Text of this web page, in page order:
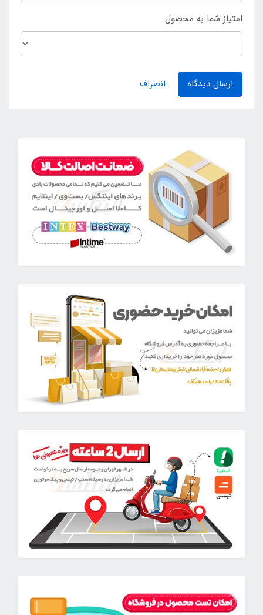
امتیاز شما به محصول
ارسال دیدگاه انصراف